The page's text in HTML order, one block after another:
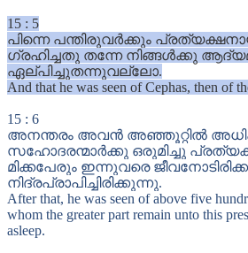
15 : 5
പിന്നെ പന്തിരുവർക്കും
ഗ്രഹിച്ചതു തന്നേ നിങ്ങൾക്കു
ഏല്പിച്ചുതന്നുവല്ലോ.
And that he was seen of Cephas, then of
15 : 6
അനന്തരം അവൻ അഞ്ഞൂറ്റിൽ
സഹോദരന്മാർക്കു ഒരുമിച്ചു
മിക്കപേരും ഇന്നുവരെ
നിദ്രപ്രാപിച്ചിരിക്കുന്നു.
After that, he was seen of above five
whom the greater part remain unto this
asleep.